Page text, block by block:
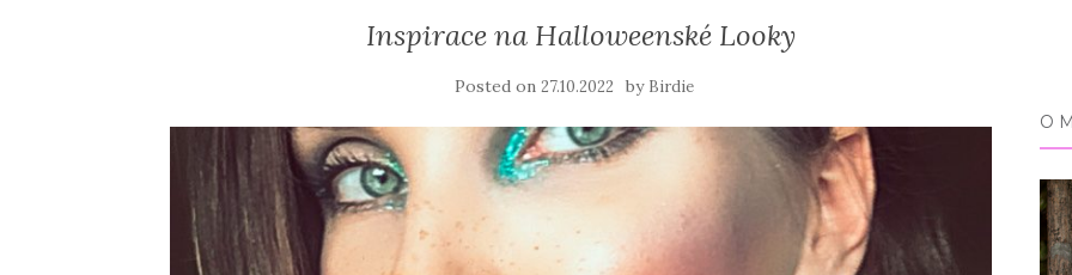
Inspirace na Halloweenské Looky
Posted on27.10.2022 by Birdie
O